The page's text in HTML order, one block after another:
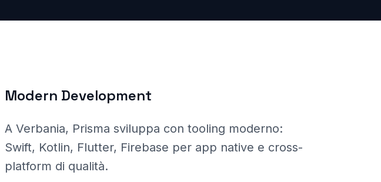
Modern Development
A Verbania, Prisma sviluppa con tooling moderno:
Swift, Kotlin, Flutter, Firebase per app native e cross-
platform di qualità.